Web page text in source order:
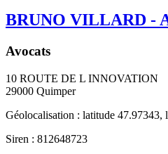
BRUNO VILLARD -
Avocats
10 ROUTE DE L INNOVATION
29000 Quimper
Géolocalisation : latitude 47.97343,
Siren : 812648723